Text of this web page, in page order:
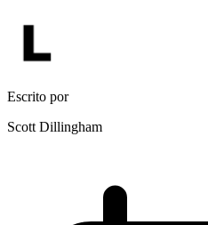
Escrito por
Scott Dillingham